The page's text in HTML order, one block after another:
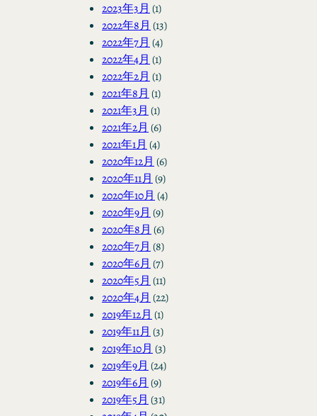
2023年3月 (1)
2022年8月 (13)
2022年7月 (4)
2022年4月 (1)
2022年2月 (1)
2021年8月 (1)
2021年3月 (1)
2021年2月 (6)
2021年1月 (4)
2020年12月 (6)
2020年11月 (9)
2020年10月 (4)
2020年9月 (9)
2020年8月 (6)
2020年7月 (8)
2020年6月 (7)
2020年5月 (11)
2020年4月 (22)
2019年12月 (1)
2019年11月 (3)
2019年10月 (3)
2019年9月 (24)
2019年6月 (9)
2019年5月 (31)